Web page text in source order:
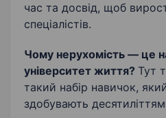
час та досвід, щоб
спеціалістів.
Чому нерухомість — це
університет життя? Тут
такий набір навичок,
здобувають